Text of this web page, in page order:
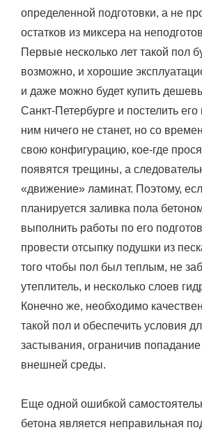
определенной подготовки, а не
остатков из миксера на
Первые несколько лет такой пол
возможно, и хорошие
и даже можно будет купить
Санкт-Петербурге и постелить его
ним ничего не станет, но со
свою конфигурацию, кое-где
появятся трещины, а
«движение» ламинат. Поэтому,
планируется заливка пола
выполнить работы по его
провести отсыпку подушки из
того чтобы пол был теплым, не
утеплитель, и несколько слоев
Конечно же, необходимо
такой пол и обеспечить условия
застывания, ограничив попадание
внешней среды.
Еще одной ошибкой
бетона является неправильная